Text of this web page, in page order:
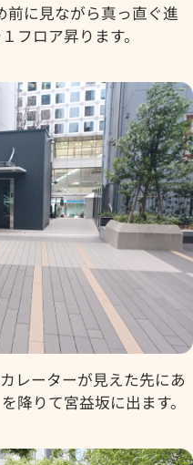
前に見ながら真っ直ぐ進
フロア昇ります。
レーターが見えた先にあ
降りて宮益坂に出ます。